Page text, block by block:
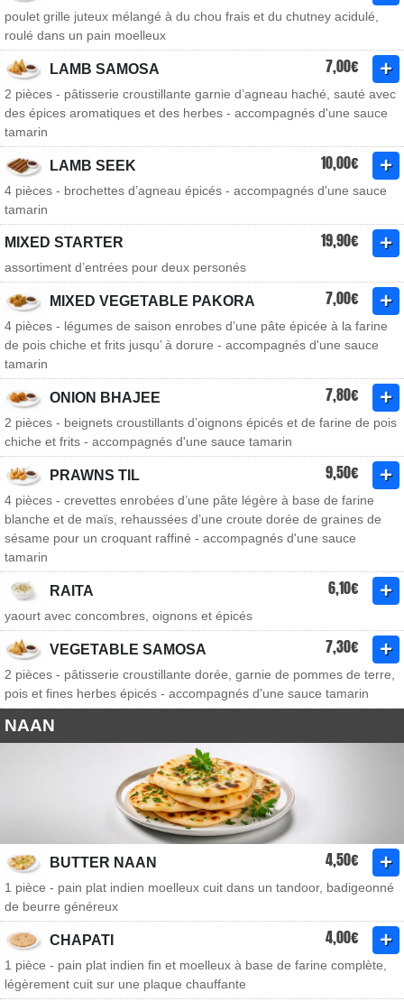
poulet grille juteux mélangé à du chou frais et du chutney acidulé,
roulé dans un pain moelleux
LAMB SAMOSA 7,00€
2 pièces - pâtisserie croustillante garnie d’agneau haché, sauté avec
des épices aromatiques et des herbes - accompagnés d'une sauce
tamarin
LAMB SEEK 10,00€
4 pièces - brochettes d’agneau épicés - accompagnés d'une sauce
tamarin
MIXED STARTER 19,90€
assortiment d’entrées pour deux personés
MIXED VEGETABLE PAKORA 7,00€
4 pièces - légumes de saison enrobes d’une pâte épicée à la farine
de pois chiche et frits jusqu’ à dorure - accompagnés d'une sauce
tamarin
ONION BHAJEE 7,80€
2 pièces - beignets croustillants d’oignons épicés et de farine de pois
chiche et frits - accompagnés d'une sauce tamarin
PRAWNS TIL 9,50€
4 pièces - crevettes enrobées d’une pâte légère à base de farine
blanche et de maïs, rehaussées d’une croute dorée de graines de
sésame pour un croquant raffiné - accompagnés d'une sauce
tamarin
RAITA 6,10€
yaourt avec concombres, oignons et épicés
VEGETABLE SAMOSA 7,30€
2 pièces - pâtisserie croustillante dorée, garnie de pommes de terre,
pois et fines herbes épicés - accompagnés d'une sauce tamarin
NAAN
BUTTER NAAN 4,50€
1 pièce - pain plat indien moelleux cuit dans un tandoor, badigeonné
de beurre généreux
CHAPATI 4,00€
1 pièce - pain plat indien fin et moelleux à base de farine complète,
légèrement cuit sur une plaque chauffante